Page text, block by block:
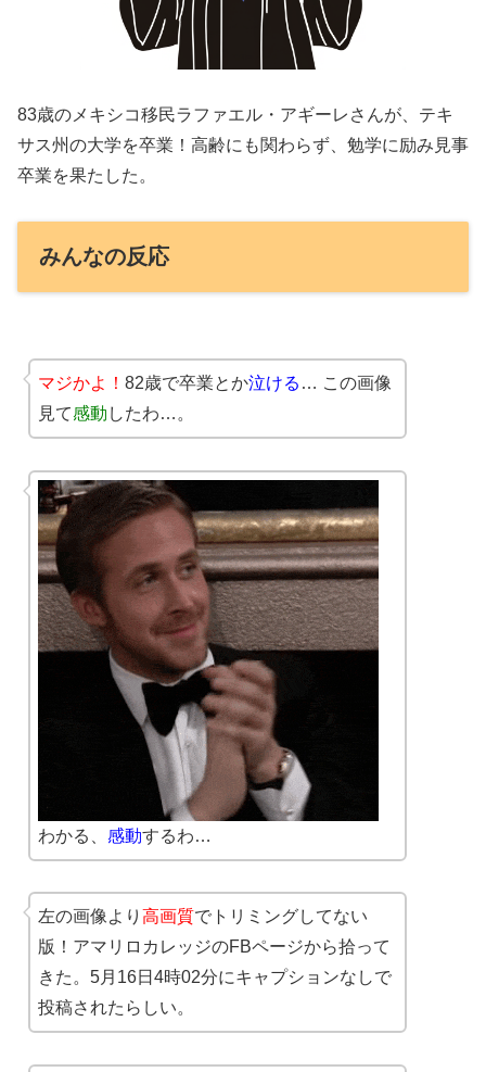
83歳のメキシコ移民ラファエル・アギーレさんが、テキ
サス州の大学を卒業！高齢にも関わらず、勉学に励み見事
卒業を果たした。
みんなの反応
マジかよ！ 82歳で卒業とか泣ける … この画像
見て感動 したわ…。
わかる、 感動するわ…
左の画像より 高画質でトリミングしてない
版！アマリロカレッジのFBページから拾って
きた。5月16日4時02分にキャプションなしで
投稿されたらしい。